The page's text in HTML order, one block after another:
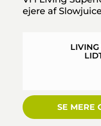
ejere af
LIVING
SE MERE